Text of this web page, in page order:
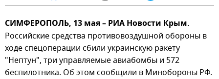
СИМФЕРОПОЛЬ, 13 мая – РИА Новости Крым.
Российские средства противовоздушной обороны в
ходе спецоперации сбили украинскую ракету
"Нептун", три управляемые авиабомбы и 572
беспилотника. Об этом сообщили в Минобороны РФ.